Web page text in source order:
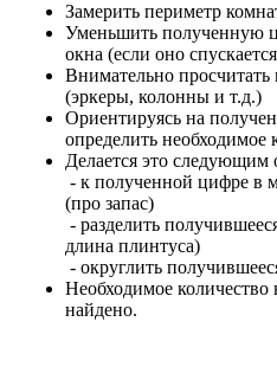
Замерить периметр
Уменьшить полученную
окна (если оно
Внимательно
(эркеры, колонны и т.д.)
Ориентируясь на
определить необходимое
Делается это следующим
- к полученной цифре в
(про запас)
- разделить
длина плинтуса)
- округлить
Необходимое количество
найдено.